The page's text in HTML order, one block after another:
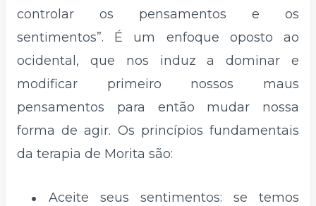
controlar os pensamentos e os
sentimentos”. É um enfoque oposto ao
ocidental, que nos induz a dominar e
modificar primeiro nossos maus
pensamentos para então mudar nossa
forma de agir. Os princípios fundamentais
da terapia de Morita são:
Aceite seus sentimentos: se temos